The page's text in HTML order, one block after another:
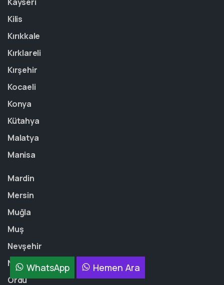
Kilis
Kırıkkale
Kırklareli
Kırşehir
Kocaeli
Konya
Kütahya
Malatya
Manisa
Mardin
Mersin
Muğla
Muş
Nevşehir
Niğde
Ordu
WhatsApp Hemen Ara